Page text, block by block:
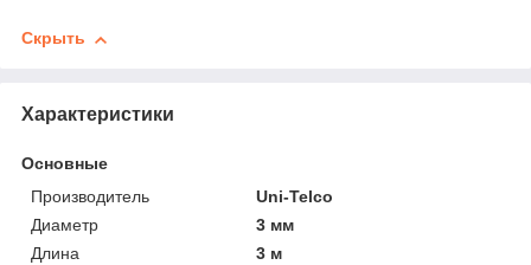
Скрыть
Характеристики
Основные
Производитель
Uni-Telco
Диаметр
3 мм
Длина
3 м